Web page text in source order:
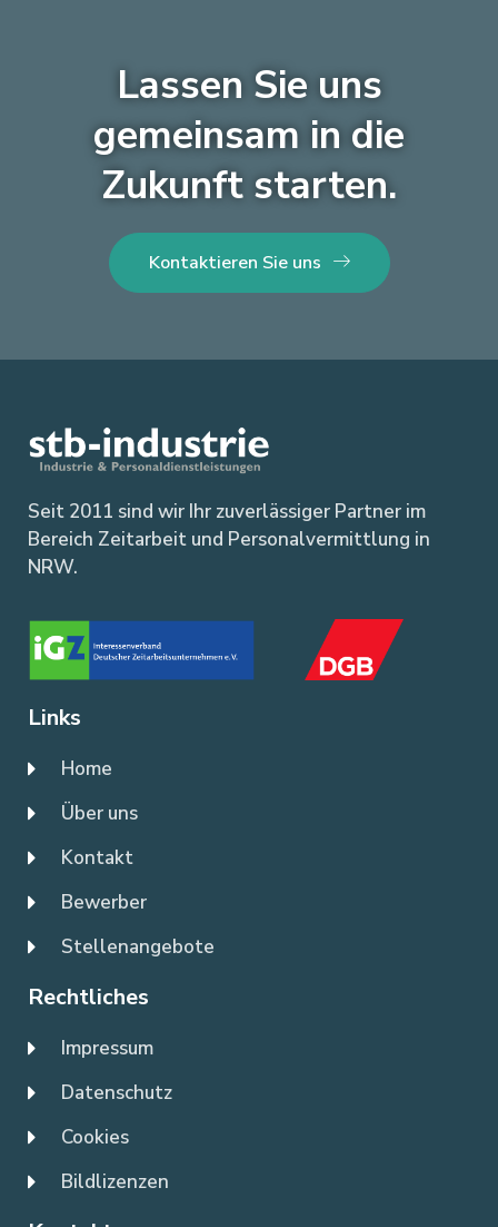
Lassen Sie uns
gemeinsam in die
Zukunft starten.
Kontaktieren Sie uns
Seit 2011 sind wir Ihr zuverlässiger Partner im
Bereich Zeitarbeit und Personalvermittlung in
NRW.
Links
Home
Über uns
Kontakt
Bewerber
Stellenangebote
Rechtliches
Impressum
Datenschutz
Cookies
Bildlizenzen